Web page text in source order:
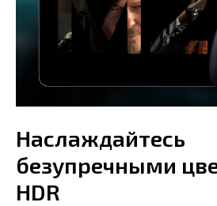
Наслаждайтесь
безупречными
HDR